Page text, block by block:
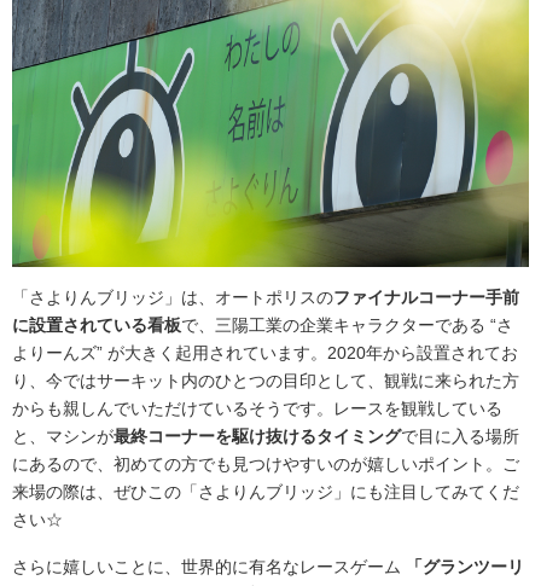
「さよりんブリッジ」は、オートポリスのファイナルコーナー手前
に設置されている看板で、三陽工業の企業キャラクターである “さ
よりーんズ” が大きく起用されています。2020年から設置されてお
り、今ではサーキット内のひとつの目印として、観戦に来られた方
からも親しんでいただけているそうです。レースを観戦している
と、マシンが最終コーナーを駆け抜けるタイミングで目に入る場所
にあるので、初めての方でも見つけやすいのが嬉しいポイント。ご
来場の際は、ぜひこの「さよりんブリッジ」にも注目してみてくだ
さい☆
さらに嬉しいことに、世界的に有名なレースゲーム
「グランツーリ